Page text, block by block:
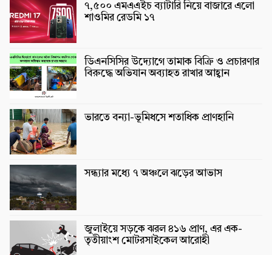
৭,৫০০ এমএএইচ ব্যাটারি নিয়ে বাজারে এলো
শাওমির রেডমি ১৭
ডিএনসিসির উদ্যোগে তামাক বিক্রি ও প্রচারণার
বিরুদ্ধে অভিযান অব্যাহত রাখার আহ্বান
ভারতে বন্যা-ভূমিধসে শতাধিক প্রাণহানি
সন্ধ্যার মধ্যে ৭ অঞ্চলে ঝড়ের আভাস
জুলাইয়ে সড়কে ঝরল ৪১৬ প্রাণ, এর এক-
তৃতীয়াংশ মোটরসাইকেল আরোহী